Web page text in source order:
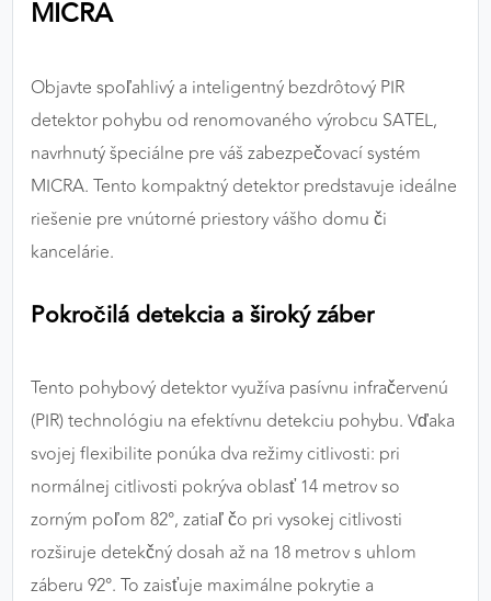
MICRA
Objavte spoľahlivý a inteligentný bezdrôtový PIR
detektor pohybu od renomovaného výrobcu SATEL,
navrhnutý špeciálne pre váš zabezpečovací systém
MICRA. Tento kompaktný detektor predstavuje ideálne
riešenie pre vnútorné priestory vášho domu či
kancelárie.
Pokročilá detekcia a široký záber
Tento pohybový detektor využíva pasívnu infračervenú
(PIR) technológiu na efektívnu detekciu pohybu. Vďaka
svojej flexibilite ponúka dva režimy citlivosti: pri
normálnej citlivosti pokrýva oblasť 14 metrov so
zorným poľom 82°, zatiaľ čo pri vysokej citlivosti
rozširuje detekčný dosah až na 18 metrov s uhlom
záberu 92°. To zaisťuje maximálne pokrytie a
výkon a funkčnosť našich stránok.
Poskytovateľ: Google
MARKETINGOVÉ COOKIES
správania používateľov naprieč webovými
zobrazovať cielenú a relevantnú reklamu, a to na
Google Ads